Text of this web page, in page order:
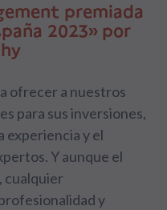
premiada
2023» por
ofrecer a nuestros
para sus inversiones,
experiencia y el
Y aunque el
cualquier
y